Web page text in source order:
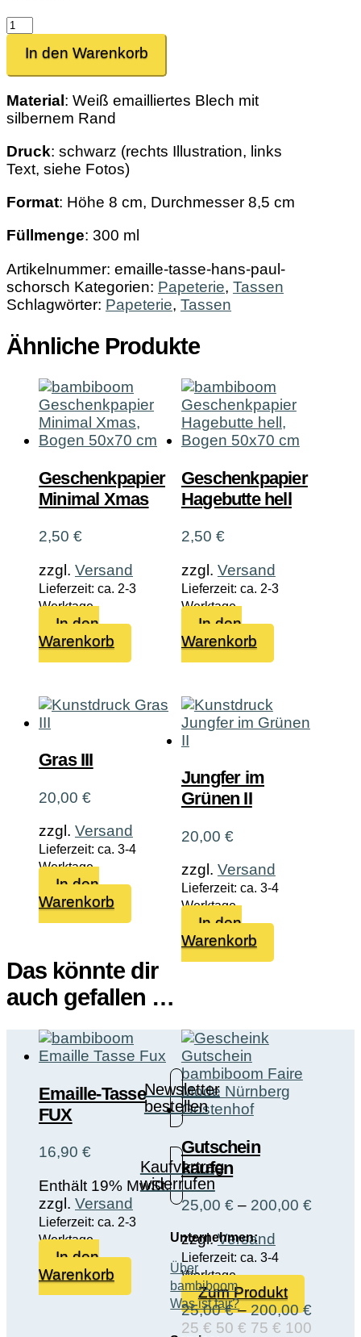
Emaille-
Tasse
Hans
Paul
Schorsch
&
Richard
Menge
In den Warenkorb
Material : Weiß emailliertes Blech mit
silbernem Rand
Druck: schwarz (rechts Illustration, links
Text, siehe Fotos)
Format: Höhe 8 cm, Durchmesser 8,5 cm
Füllmenge: 300 ml
Artikelnummer: emaille-tasse-hans-paul-
schorsch Kategorien: Papeterie, Tassen
Schlagwörter: Papeterie, Tassen
Ähnliche Produkte
Geschenkpapier
Minimal Xmas
2,50 €
zzgl. Versand
Lieferzeit: ca. 2-3
Werktage
In den
Warenkorb
Geschenkpapier
Hagebutte hell
2,50 €
zzgl. Versand
Lieferzeit: ca. 2-3
Werktage
In den
Warenkorb
Gras III
20,00 €
zzgl. Versand
Lieferzeit: ca. 3-4
Werktage
In den
Warenkorb
Jungfer im
Grünen II
20,00 €
zzgl. Versand
Lieferzeit: ca. 3-4
Werktage
In den
Warenkorb
Das könnte dir
auch gefallen …
Emaille-Tasse
FUX
16,90 €
Enthält 19% MwSt.
zzgl. Versand
Lieferzeit: ca. 2-3
Werktage
In den
Warenkorb
Gutschein
kaufen
25,00 € – 200,00 €
zzgl.Versand
Lieferzeit: ca. 3-4
Werktage
Zum Produkt
Produkt
weist
25,00€ –200,00€
25,00
25 € 50 € 75 € 100
Unternehmen:
Über
bambiboom
Was ist fair?
Newsletter
bestellen
Kaufvertrag
widerrufen